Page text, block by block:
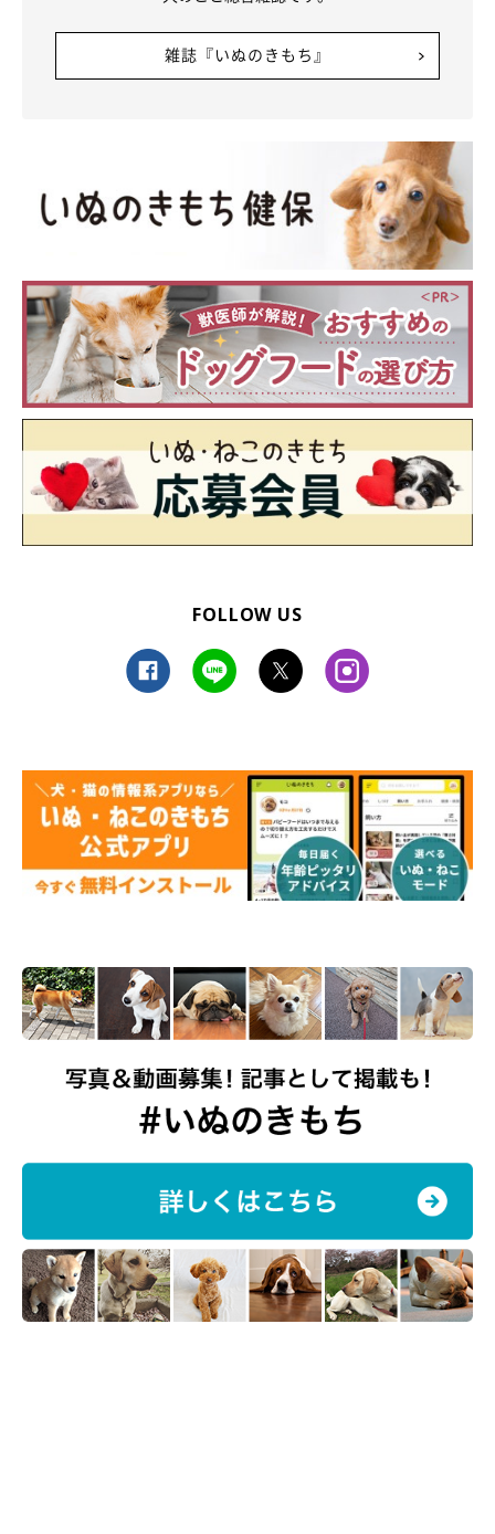
犬が水を嫌がる原因として、水の冷たさや体がぬれる感覚などが
また、過去におぼれそうになった経験などがある場合も、水を嫌
がりやすいでしょう。
犬の水嫌いを克服するためにできることは？
犬の水嫌いを克服するためには、少しずつ水遊びを始めることが
もいいでしょう。
体や顔にいきなり水をかけると驚いてしまう場合もあるので、足
先やお尻から徐々に慣れさせ、「水に触れるのは楽しいこと」と
みなさんの愛犬は水や泳ぎが得意ですか、それとも苦手ですか？
「愛犬の水嫌いを克服したい」という飼い主さんは、少しずつ水
遊びさせてゆっくり慣らしていきましょう！
（監修：いぬのきもち獣医師相談室 獣医師・山口みき先生）
取材・文／松本マユ
※写真はスマホアプリ「いぬ・ねこのきもち」で投稿されたもの
※記事と写真に関連性はありませんので予めご了承ください。
構成／いぬのきもちWeb編集室
雑誌『いぬのきもち』
FOLLOW US